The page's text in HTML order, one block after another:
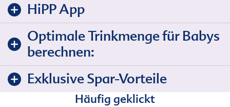
HiPP App
Optimale Trinkmenge für Babys
berechnen:
Exklusive Spar-Vorteile
Häufig geklickt